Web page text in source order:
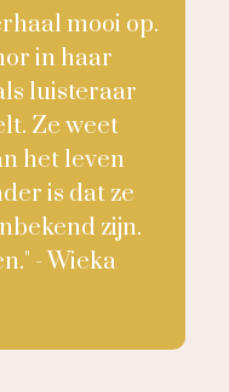
mooi op.
in haar
luisteraar
Ze weet
het leven
is dat ze
zijn.
- Wieka